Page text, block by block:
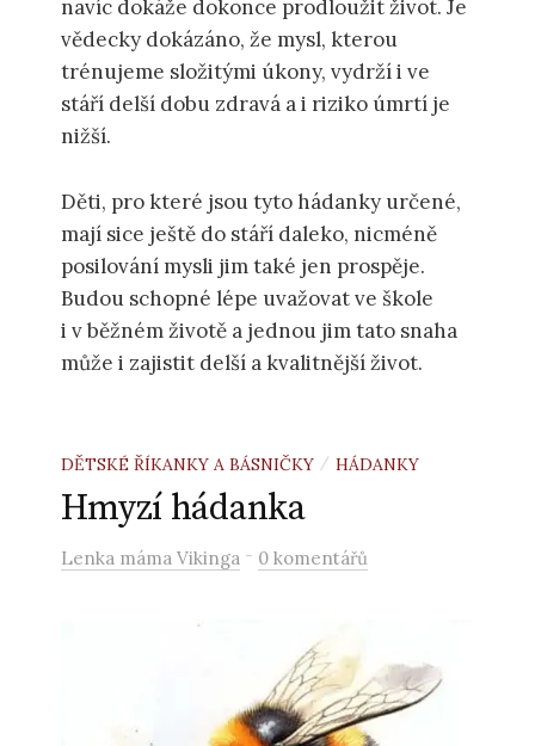
navíc dokáže dokonce prodloužit život. Je
vědecky dokázáno, že mysl, kterou
trénujeme složitými úkony, vydrží i ve
stáří delší dobu zdravá a i riziko úmrtí je
nižší.
Děti, pro které jsou tyto hádanky určené,
mají sice ještě do stáří daleko, nicméně
posilování mysli jim také jen prospěje.
Budou schopné lépe uvažovat ve škole
i v běžném životě a jednou jim tato snaha
může i zajistit delší a kvalitnější život.
DĚTSKÉ ŘÍKANKY A BÁSNIČKY / HÁDANKY
Hmyzí hádanka
Lenka máma Vikinga - 0 komentářů